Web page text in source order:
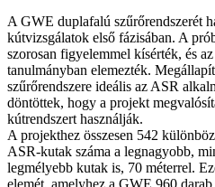
A GWE duplafalú szűrőrendszerét
kútvizsgálatok első fázisában. A
szorosan figyelemmel kísérték, és
tanulmányban elemezték.
szűrőrendszere ideális az ASR
döntöttek, hogy a projekt
kútrendszert használják.
A projekthez összesen 542
ASR-kutak száma a legnagyobb,
legmélyebb kutak is, 70 méterrel.
elemét, amelyhez a GWE 960